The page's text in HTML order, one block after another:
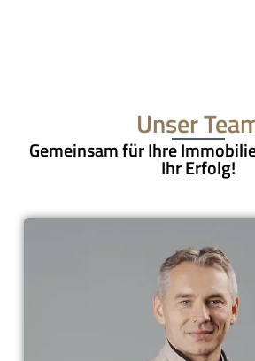
Unser
Gemeinsam für Ihre
Ihr Erfolg!